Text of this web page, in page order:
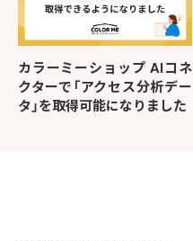
カラーミーショップ AIコネ
クターで「アクセス分析デー
タ」を取得可能になりました